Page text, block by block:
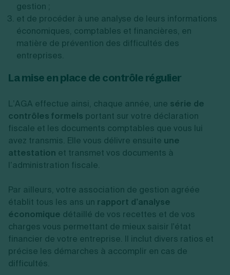
gestion ;
et de procéder à une analyse de leurs informations
économiques, comptables et financières, en
matière de prévention des difficultés des
entreprises.
La mise en place de contrôle régulier
L’AGA effectue ainsi, chaque année, une série de
contrôles formels portant sur votre déclaration
fiscale et les documents comptables que vous lui
avez transmis. Elle vous délivre ensuite une
attestation et transmet vos documents à
l’administration fiscale.
Par ailleurs, votre association de gestion agréée
établit tous les ans un rapport d’analyse
économique détaillé de vos recettes et de vos
charges vous permettant de mieux saisir l'état
financier de votre entreprise. Il inclut divers ratios et
précise les démarches à accomplir en cas de
difficultés.